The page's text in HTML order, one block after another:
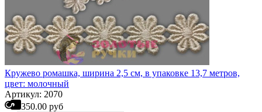
Кружево ромашка, ширина 2,5 см, в упаковке 13,7 метров,
цвет: молочный
Артикул: 2070
350.00 руб